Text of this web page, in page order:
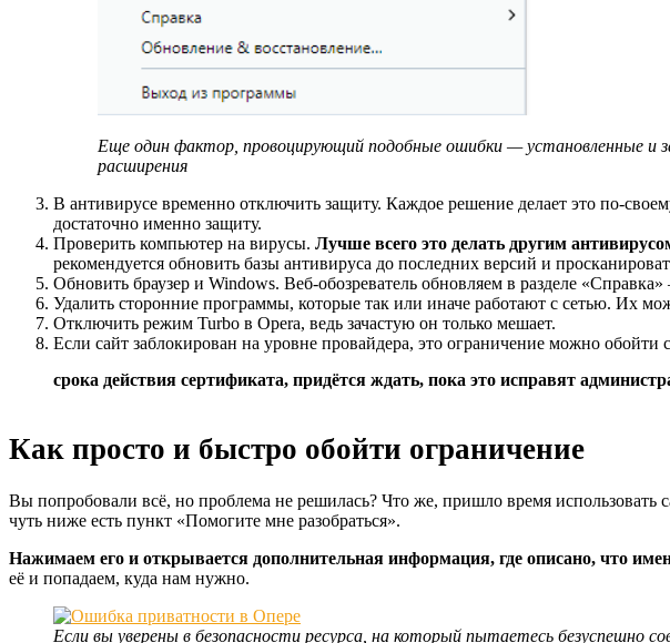
Еще один фактор, провоцирующий подобные ошибки — установленные и
расширения
В антивирусе временно отключить защиту. Каждое решение делает это по-
достаточно именно защиту.
Проверить компьютер на вирусы. Лучше всего это делать другим
рекомендуется обновить базы антивируса до последних версий и
Обновить браузер и Windows. Веб-обозреватель обновляем в разделе
Удалить сторонние программы, которые так или иначе работают с сетью. Их
Отключить режим Turbo в Opera, ведь зачастую он только мешает.
Если сайт заблокирован на уровне провайдера, это ограничение можно
срока действия сертификата, придётся ждать, пока это исправят
Как просто и быстро обойти ограничение
Вы попробовали всё, но проблема не решилась? Что же, пришло время
чуть ниже есть пункт «Помогите мне разобраться».
Нажимаем его и открывается дополнительная информация, где описано, что
её и попадаем, куда нам нужно.
Если вы уверены в безопасности ресурса, на который пытаетесь безуспешно